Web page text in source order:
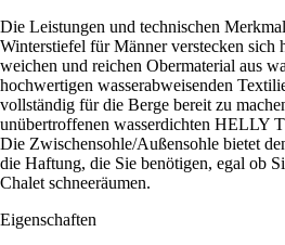
Die Leistungen und technischen
Winterstiefel für Männer verstecken sich
weichen und reichen Obermaterial aus
hochwertigen wasserabweisenden
vollständig für die Berge bereit zu
unübertroffenen wasserdichten HELLY
Die Zwischensohle/Außensohle bietet
die Haftung, die Sie benötigen, egal ob
Chalet schneeräumen.
Eigenschaften